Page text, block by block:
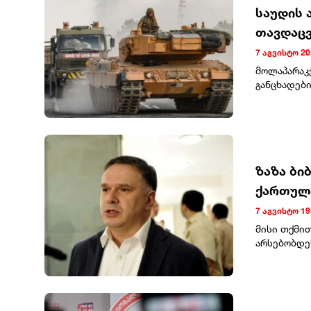
საუდის
7 აგვისტო
არაბეთი
ნატოში
ზაზა
7 აგვისტო
მისი